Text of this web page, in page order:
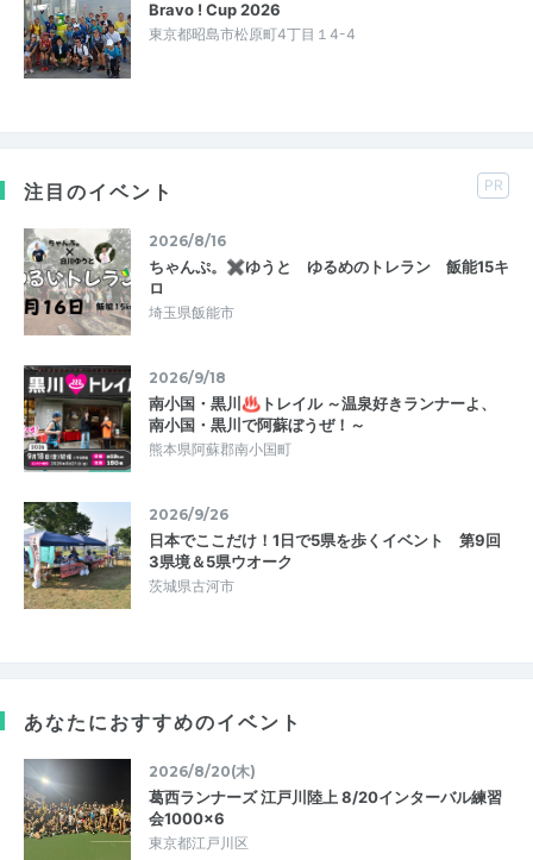
Bravo ! Cup 2026
東京都昭島市松原町4丁目１4-4
注目のイベント PR
2026/8/16
ちゃんぷ。✖ゆうと ゆるめのトレラン 飯能15キ
ロ
埼玉県飯能市
2026/9/18
南小国・黒川♨トレイル ～温泉好きランナーよ、
南小国・黒川で阿蘇ぼうぜ！～
熊本県阿蘇郡南小国町
2026/9/26
日本でここだけ！1日で5県を歩くイベント 第9回
3県境＆5県ウオーク
茨城県古河市
あなたにおすすめのイベント
2026/8/20(木)
葛西ランナーズ 江戸川陸上 8/20インターバル練習
会1000×6
東京都江戸川区